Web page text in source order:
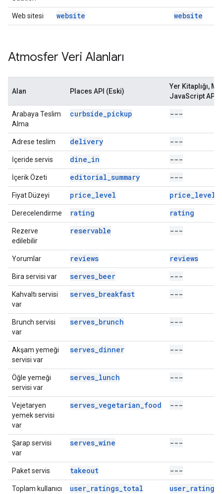
Web sitesi website website
Atmosfer Veri Alanları
Alan Places API (Eski)
Yer Kitaplığı,
JavaScript API
Arabaya Teslim
Alma
curbside_pickup ---
Adrese teslim delivery ---
İçeride servis dine_in ---
İçerik Özeti editorial_summary ---
Fiyat Düzeyi price_level price_level
Derecelendirme rating rating
Rezerve
edilebilir
reservable ---
Yorumlar reviews reviews
Bira servisi var serves_beer ---
Kahvaltı servisi
var
serves_breakfast ---
Brunch servisi
var
serves_brunch ---
Akşam yemeği
servisi var
serves_dinner ---
Öğle yemeği
servisi var
serves_lunch ---
Vejetaryen
yemek servisi
var
serves_vegetarian_food ---
Şarap servisi
var
serves_wine ---
Paket servis takeout ---
Toplam kullanıcı
user_ratings_total